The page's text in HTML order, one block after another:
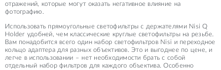
отражений, которые могут оказать негативное влияние на
фотографию.
Использовать прямоугольные светофильтры с держателями Nisi Q
Holder удобней, чем классические круглые светофильтры на резьбе.
Вам понадобится всего один набор светофильтров Nisi и переходное
кольцо адаптера для разных объективов. Это и выгоднее по цене, и
легче в использовании – нет необходимости брать с собой
отдельный набор фильтров для каждого объектива. Особенно